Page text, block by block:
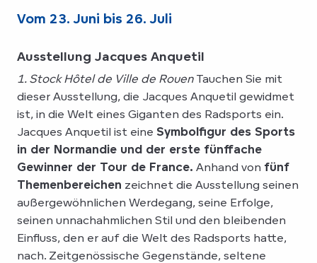
Vom 23. Juni bis 26. Juli
Ausstellung Jacques Anquetil
1. Stock Hôtel de Ville de RouenTauchen Sie mit
dieser Ausstellung, die Jacques Anquetil gewidmet
ist, in die Welt eines Giganten des Radsports ein.
Jacques Anquetil ist eine Symbolfigur des Sports
in der Normandie und der erste fünffache
Gewinner der Tour de France. Anhand von fünf
Themenbereichen zeichnet die Ausstellung seinen
außergewöhnlichen Werdegang, seine Erfolge,
seinen unnachahmlichen Stil und den bleibenden
Einfluss, den er auf die Welt des Radsports hatte,
nach. Zeitgenössische Gegenstände, seltene